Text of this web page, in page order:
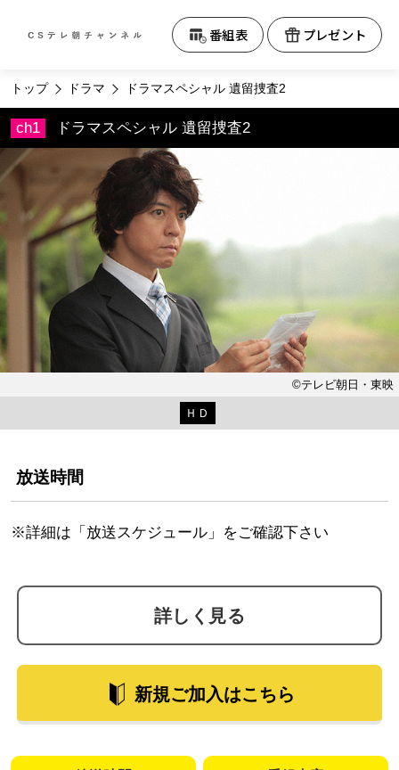
テレビ朝日CS
番組表 プレゼント
トップ ドラマ ドラマスペシャル 遺留捜査2
ドラマスペシャル 遺留捜査2
©テレビ朝日・東映
ＨＤ
放送時間
※詳細は「放送スケジュール」をご確認下さい
詳しく見る
新規ご加入はこちら